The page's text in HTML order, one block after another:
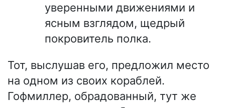
уверенными движениями и
ясным взглядом, щедрый
покровитель полка.
Тот, выслушав его, предложил место
на одном из своих кораблей.
Гофмиллер, обрадованный, тут же